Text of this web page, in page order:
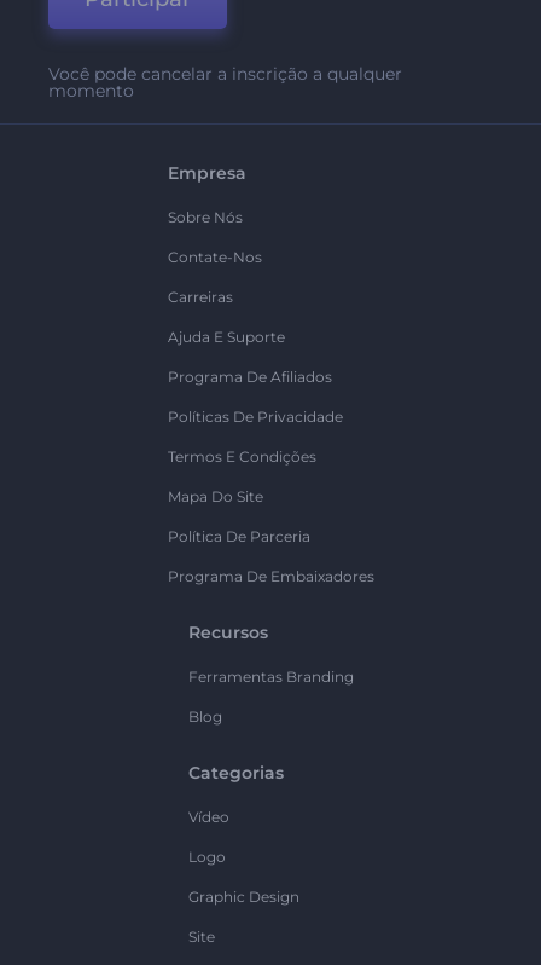
Você pode cancelar a inscrição a qualquer
momento
Empresa
Sobre Nós
Contate-Nos
Carreiras
Ajuda E Suporte
Programa De Afiliados
Políticas De Privacidade
Termos E Condições
Mapa Do Site
Política De Parceria
Programa De Embaixadores
Recursos
Ferramentas Branding
Blog
Categorias
Vídeo
Logo
Graphic Design
Site